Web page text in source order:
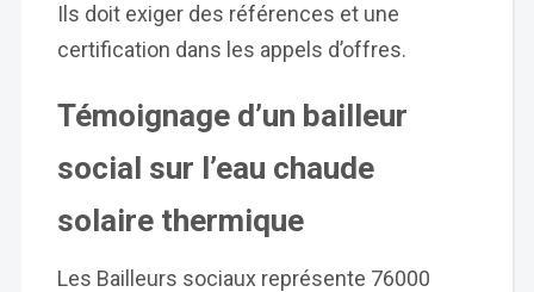
Ils doit exiger des références et une
certification dans les appels d’offres.
Témoignage d’un bailleur
social sur l’eau chaude
solaire thermique
Les Bailleurs sociaux représente 76000